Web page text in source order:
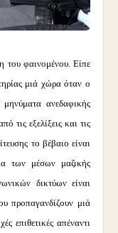
του φαινομένου. Είπε
μιά χώρα όταν ο
ανεδαφικής
τις εξελίξεις και τις
το βέβαιο είναι
των μέσων μαζικής
δικτύων είναι
προπαγανδίζουν μιά
επιθετικές απέναντι